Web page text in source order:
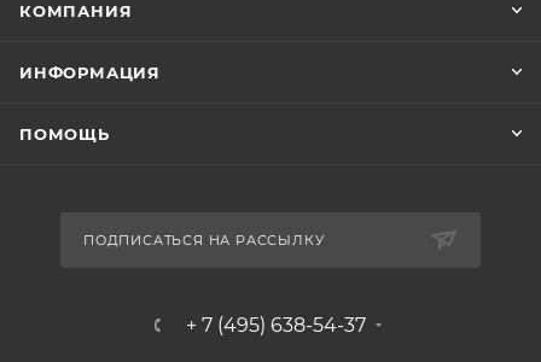
КОМПАНИЯ
ИНФОРМАЦИЯ
ПОМОЩЬ
ПОДПИСАТЬСЯ НА РАССЫЛКУ
+ 7 (495) 638-54-37